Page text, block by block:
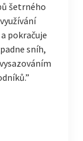
šetrného
pokračuje
sníh,